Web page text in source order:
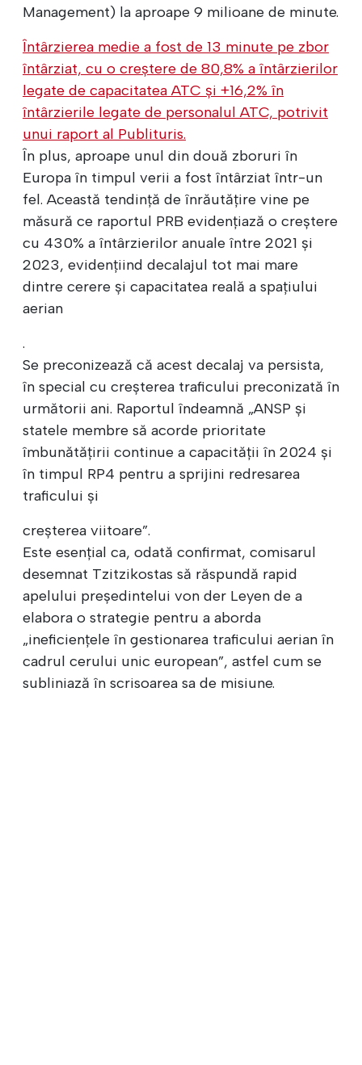
Management) la aproape 9 milioane de minute.
Întârzierea medie a fost de 13 minute pe zbor
întârziat, cu o creștere de 80,8% a întârzierilor
legate de capacitatea ATC și +16,2% în
întârzierile legate de personalul ATC, potrivit
unui raport al Publituris.
În plus, aproape unul din două zboruri în
Europa în timpul verii a fost întârziat într-un
fel. Această tendință de înrăutățire vine pe
măsură ce raportul PRB evidențiază o creștere
cu 430% a întârzierilor anuale între 2021 și
2023, evidențiind decalajul tot mai mare
dintre cerere și capacitatea reală a spațiului
aerian
.
Se preconizează că acest decalaj va persista,
în special cu creșterea traficului preconizată în
următorii ani. Raportul îndeamnă „ANSP și
statele membre să acorde prioritate
îmbunătățirii continue a capacității în 2024 și
în timpul RP4 pentru a sprijini redresarea
traficului și
creșterea viitoare”.
Este esențial ca, odată confirmat, comisarul
desemnat Tzitzikostas să răspundă rapid
apelului președintelui von der Leyen de a
elabora o strategie pentru a aborda
„ineficiențele în gestionarea traficului aerian în
cadrul cerului unic european”, astfel cum se
subliniază în scrisoarea sa de misiune.